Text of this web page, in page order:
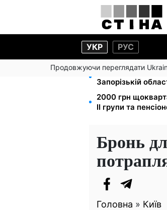
УКР РУС
Продовжуючи переглядати
1-2 набори
Запорізькій
2000 грн
II групи та
Бронь
Головна » Київ